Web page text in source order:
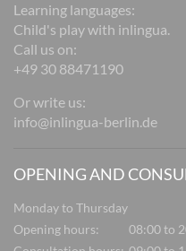
Learning languages:
Child's play with inlingua.
Call us on:
+49 30 88471190
Or write us:
info@inlingua-berlin.de
OPENING AND
Monday to Thursday
Opening hours:
08:00 to